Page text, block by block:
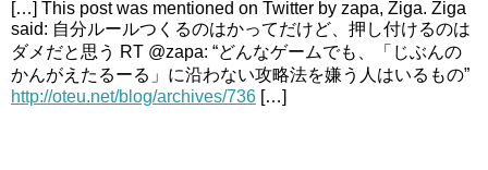
[…] This post was mentioned on Twitter by zapa, Ziga. Ziga
said: 自分ルールつくるのはかってだけど、押し付けるのは
ダメだと思う RT @zapa: “どんなゲームでも、「じぶんの
かんがえたるーる」に沿わない攻略法を嫌う人はいるもの”
http://oteu.net/blog/archives/736 […]